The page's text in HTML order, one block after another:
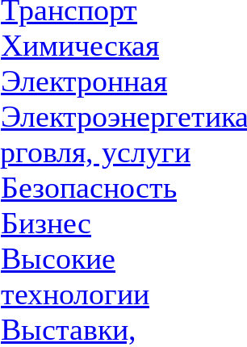
Транспорт
Химическая
Электронная
услуги
Безопасность
Бизнес
Высокие
технологии
Выставки,